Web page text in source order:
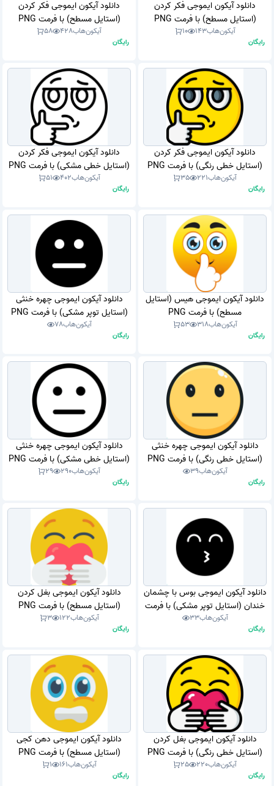
دانلود آیکون ایموجی فکر کردن
(استایل مسطح) با فرمت PNG
آیکون‌هاب143
10
رایگان
دانلود آیکون ایموجی فکر کردن
(استایل مسطح) با فرمت PNG
آیکون‌هاب428
58
رایگان
دانلود آیکون ایموجی فکر کردن
(استایل خطی رنگی) با فرمت PNG
آیکون‌هاب221
35
رایگان
دانلود آیکون ایموجی فکر کردن
(استایل خطی مشکی) با فرمت PNG
آیکون‌هاب402
51
رایگان
دانلود آیکون ایموجی هیس (استایل
مسطح) با فرمت PNG
آیکون‌هاب318
53
رایگان
دانلود آیکون ایموجی چهره خنثی
(استایل توپر مشکی) با فرمت PNG
آیکون‌هاب78
رایگان
دانلود آیکون ایموجی چهره خنثی
(استایل خطی رنگی) با فرمت PNG
آیکون‌هاب39
رایگان
دانلود آیکون ایموجی چهره خنثی
(استایل خطی مشکی) با فرمت PNG
آیکون‌هاب290
29
رایگان
دانلود آیکون ایموجی بوس با چشمان
خندان (استایل توپر مشکی) با فرمت
PNG
آیکون‌هاب33
رایگان
دانلود آیکون ایموجی بغل کردن
(استایل مسطح) با فرمت PNG
آیکون‌هاب122
3
رایگان
دانلود آیکون ایموجی بغل کردن
(استایل خطی رنگی) با فرمت PNG
آیکون‌هاب220
25
رایگان
دانلود آیکون ایموجی دهن کجی
(استایل مسطح) با فرمت PNG
آیکون‌هاب161
1
رایگان